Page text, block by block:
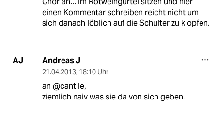
einen Kommentar schreiben reicht nicht um
sich danach löblich auf die Schulter zu klopfen.
AJ Andreas J
21.04.2013, 18:10 Uhr
an @cantile,
ziemlich naiv was sie da von sich geben.